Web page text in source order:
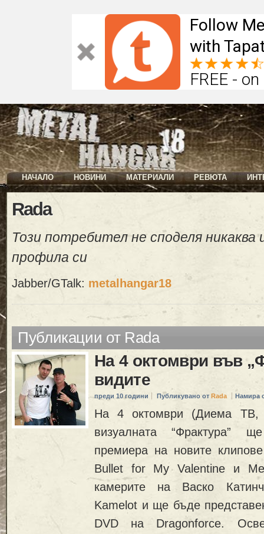
Follow
with
FREE -
НАЧАЛО НОВИНИ МАТЕРИАЛИ РЕВЮТА
Rada
Този потребител не споделя
профила си
Jabber/GTalk: metalhangar18
Публикации от Rada
На 4 октомври във
видите
преди 10 години Публикувано от Rada Намира
На 4 октомври (Диема ТВ,
визуалната “Фрактура”
премиера на новите
Bullet for My Valentine и
камерите на Васко
Kamelot и ще бъде
DVD на Dragonforce.